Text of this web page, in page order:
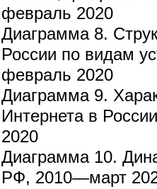
февраль 2020
Диаграмма 8.
России по видам
февраль 2020
Диаграмма 9.
Интернета в
2020
Диаграмма 10.
РФ, 2010—март